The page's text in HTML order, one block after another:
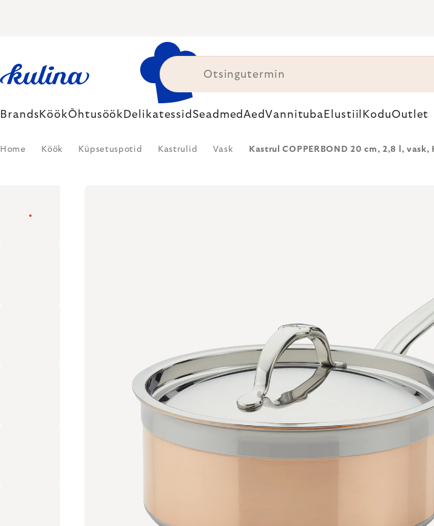
Brands KöökÕhtusöök Delikatessid SeadmedAedVannituba Elustiil KoduOutlet
Home Köök Küpsetuspotid Kastrulid Vask Kastrul COPPERBOND 20 cm, 2,8 l, vask,